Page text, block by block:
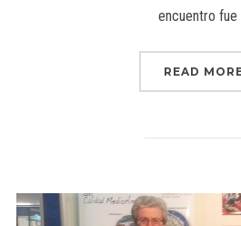
encuentro fue
READ